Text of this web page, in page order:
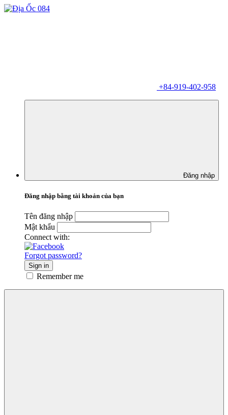
+84-919-402-958
Đăng nhập
Đăng nhập bằng tài khoản của bạn
Tên đăng nhập
Mật khẩu
Connect with:
Forgot password?
Sign in
Remember me